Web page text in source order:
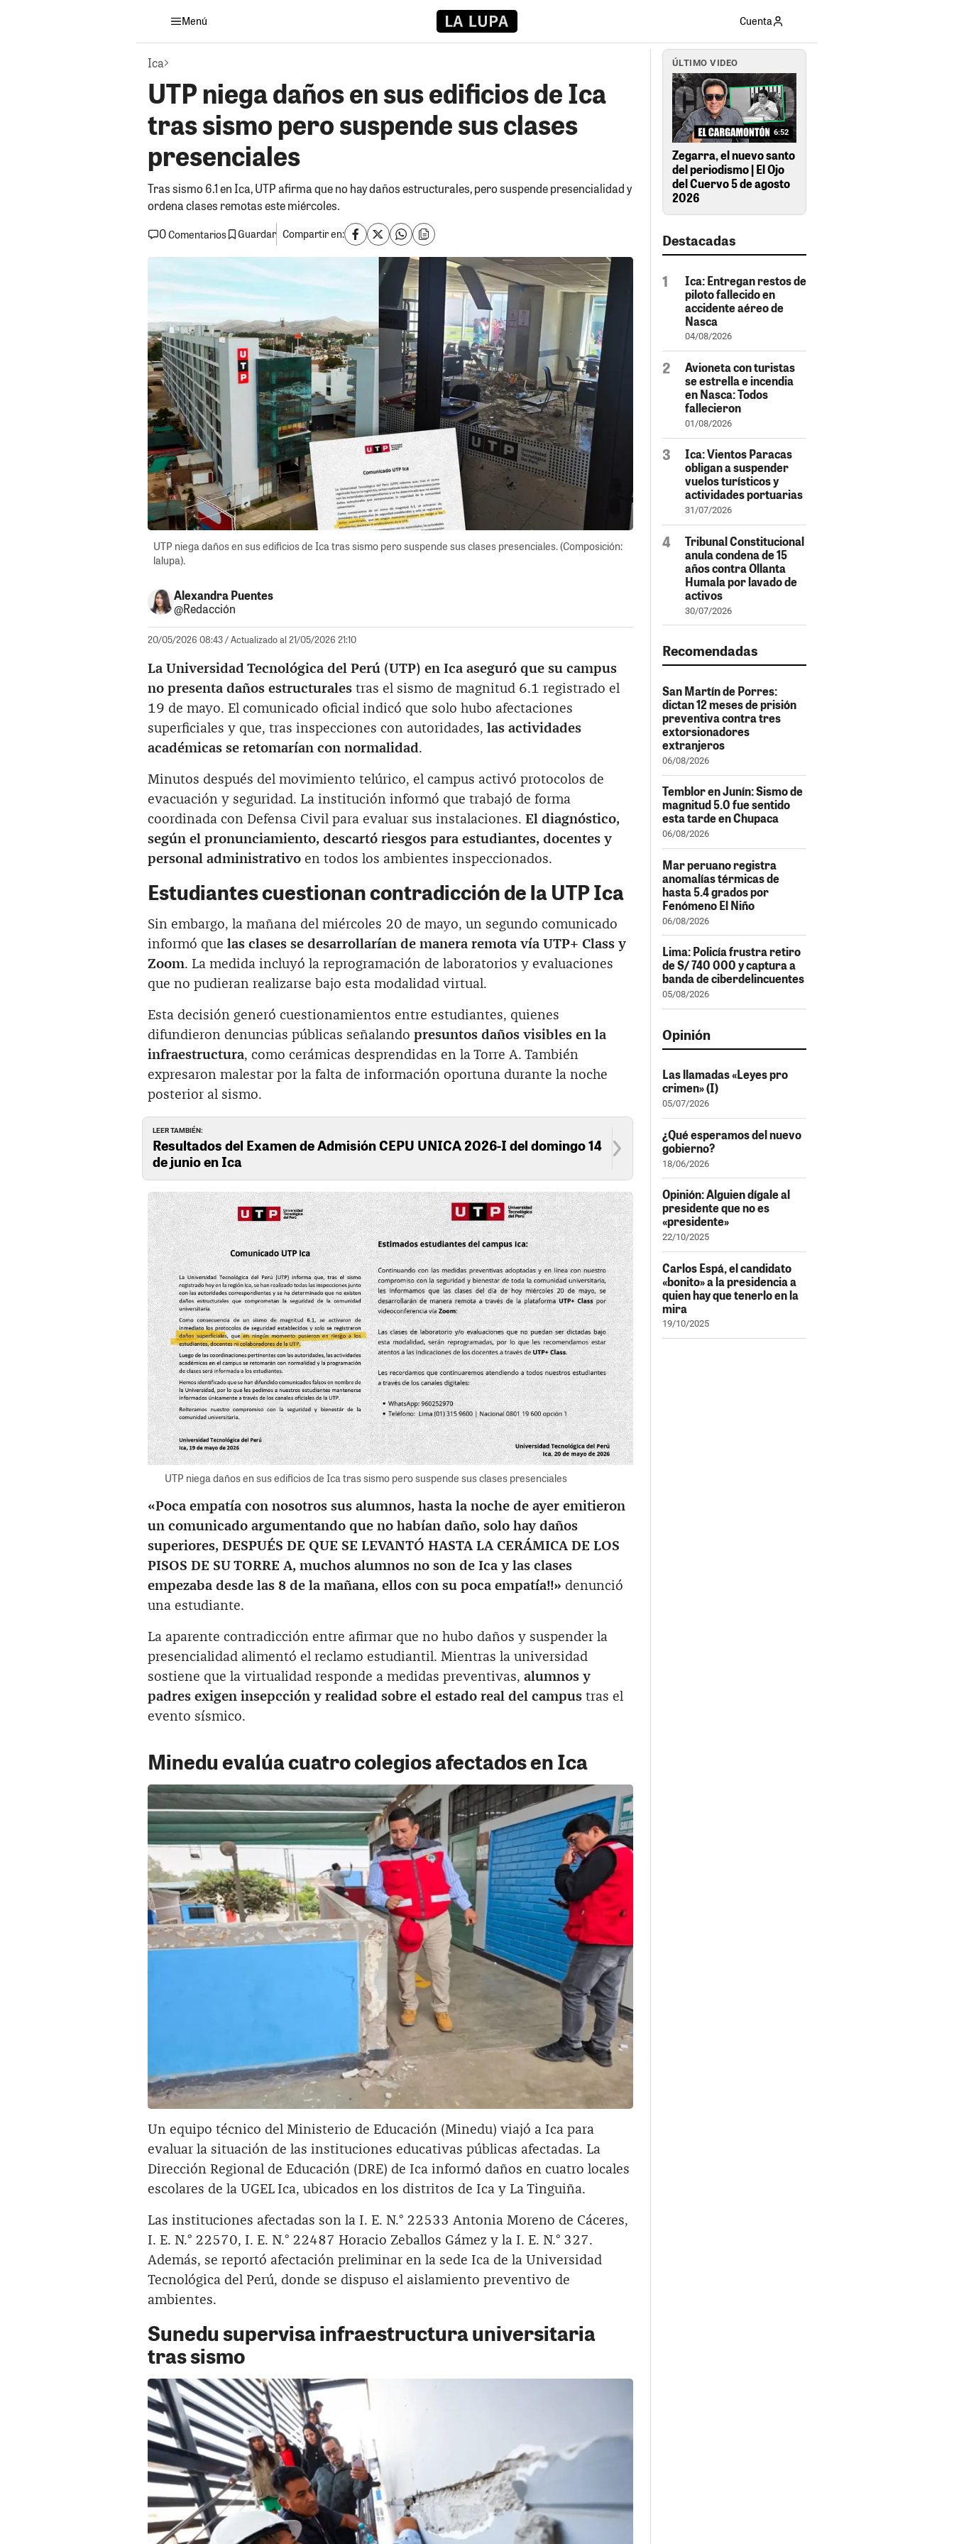
Menú Cuenta
Ica
UTP niega daños en sus edificios de Ica
tras sismo pero suspende sus clases
presenciales
Tras sismo 6.1 en Ica, UTP afirma que no hay daños estructurales, pero suspende presencialidad y
ordena clases remotas este miércoles.
0Comentarios Guardar Compartir en:
UTP niega daños en sus edificios de Ica tras sismo pero suspende sus clases presenciales. (Composición:
lalupa).
Alexandra Puentes
@Redacción
20/05/2026 08:43/ Actualizado al 21/05/2026 21:10
La Universidad Tecnológica del Perú (UTP) en Ica aseguró que su campus
no presenta daños estructurales tras el sismo de magnitud 6.1 registrado el
19 de mayo. El comunicado oficial indicó que solo hubo afectaciones
superficiales y que, tras inspecciones con autoridades, las actividades
académicas se retomarían con normalidad.
Minutos después del movimiento telúrico, el campus activó protocolos de
evacuación y seguridad. La institución informó que trabajó de forma
coordinada con Defensa Civil para evaluar sus instalaciones. El diagnóstico,
según el pronunciamiento, descartó riesgos para estudiantes, docentes y
personal administrativo en todos los ambientes inspeccionados.
Estudiantes cuestionan contradicción de la UTP Ica
Sin embargo, la mañana del miércoles 20 de mayo, un segundo comunicado
informó que las clases se desarrollarían de manera remota vía UTP+ Class y
Zoom. La medida incluyó la reprogramación de laboratorios y evaluaciones
que no pudieran realizarse bajo esta modalidad virtual.
Esta decisión generó cuestionamientos entre estudiantes, quienes
difundieron denuncias públicas señalando presuntos daños visibles en la
infraestructura, como cerámicas desprendidas en la Torre A. También
expresaron malestar por la falta de información oportuna durante la noche
posterior al sismo.
LEER TAMBIÉN:
Resultados del Examen de Admisión CEPU UNICA 2026-I del domingo 14
de junio en Ica
UTP niega daños en sus edificios de Ica tras sismo pero suspende sus clases presenciales
«Poca empatía con nosotros sus alumnos, hasta la noche de ayer emitieron
un comunicado argumentando que no habían daño, solo hay daños
superiores, DESPUÉS DE QUE SE LEVANTÓ HASTA LA CERÁMICA DE LOS
PISOS DE SU TORRE A, muchos alumnos no son de Ica y las clases
empezaba desde las 8 de la mañana, ellos con su poca empatía!!» denunció
una estudiante.
La aparente contradicción entre afirmar que no hubo daños y suspender la
presencialidad alimentó el reclamo estudiantil. Mientras la universidad
sostiene que la virtualidad responde a medidas preventivas, alumnos y
padres exigen insepcción y realidad sobre el estado real del campus tras el
evento sísmico.
Minedu evalúa cuatro colegios afectados en Ica
Un equipo técnico del Ministerio de Educación (Minedu) viajó a Ica para
evaluar la situación de las instituciones educativas públicas afectadas. La
Dirección Regional de Educación (DRE) de Ica informó daños en cuatro locales
escolares de la UGEL Ica, ubicados en los distritos de Ica y La Tinguiña.
Las instituciones afectadas son la I. E. N.° 22533 Antonia Moreno de Cáceres,
I. E. N.° 22570, I. E. N.° 22487 Horacio Zeballos Gámez y la I. E. N.° 327.
Además, se reportó afectación preliminar en la sede Ica de la Universidad
Tecnológica del Perú, donde se dispuso el aislamiento preventivo de
ambientes.
Sunedu supervisa infraestructura universitaria
tras sismo
ÚLTIMO VIDEO
6:52
Zegarra, el nuevo santo
del periodismo | El Ojo
del Cuervo 5 de agosto
2026
Destacadas
Ica: Entregan restos de
piloto fallecido en
accidente aéreo de
Nasca
04/08/2026
Avioneta con turistas
se estrella e incendia
en Nasca: Todos
fallecieron
01/08/2026
Ica: Vientos Paracas
obligan a suspender
vuelos turísticos y
actividades portuarias
31/07/2026
Tribunal Constitucional
anula condena de 15
años contra Ollanta
Humala por lavado de
activos
30/07/2026
Recomendadas
San Martín de Porres:
dictan 12 meses de prisión
preventiva contra tres
extorsionadores
extranjeros
06/08/2026
Temblor en Junín: Sismo de
magnitud 5.0 fue sentido
esta tarde en Chupaca
06/08/2026
Mar peruano registra
anomalías térmicas de
hasta 5.4 grados por
Fenómeno El Niño
06/08/2026
Lima: Policía frustra retiro
de S/ 740 000 y captura a
banda de ciberdelincuentes
05/08/2026
Opinión
Las llamadas «Leyes pro
crimen» (I)
05/07/2026
¿Qué esperamos del nuevo
gobierno?
18/06/2026
Opinión: Alguien dígale al
presidente que no es
«presidente»
22/10/2025
Carlos Espá, el candidato
«bonito» a la presidencia a
quien hay que tenerlo en la
mira
19/10/2025